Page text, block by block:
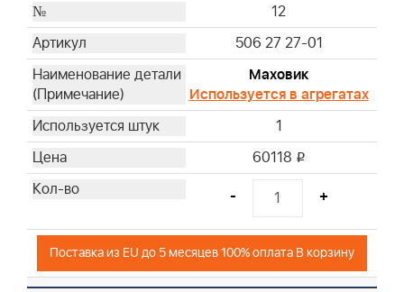
12
506 27 27-01
Маховик
Используется в агрегатах
1
60118 i
- +
Поставка из EU до 5 месяцев 100% оплата В корзину